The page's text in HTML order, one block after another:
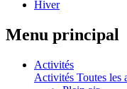
Hiver
Menu principal
Activités
Activités Toutes les